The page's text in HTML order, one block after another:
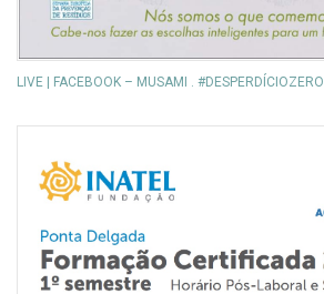
LIVE | FACEBOOK – MUSAMI . #DESPERDÍCIOZERO